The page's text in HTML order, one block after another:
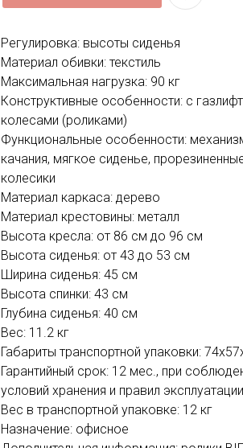
Регулировка: высоты сиденья
Материал обивки: текстиль
Максимальная нагрузка: 90 кг
Конструктивные особенности: с
колесами (роликами)
Функциональные особенности:
качания, мягкое сиденье,
колесики
Материал каркаса: дерево
Материал крестовины: металл
Высота кресла: от 86 см до 96 см
Высота сиденья: от 43 до 53 см
Ширина сиденья: 45 см
Высота спинки: 43 см
Глубина сиденья: 40 см
Вес: 11.2 кг
Габариты транспортной упаковки:
Гарантийный срок: 12 мес., при
условий хранения и правил эксплуатации
Вес в транспортной упаковке: 12 кг
Назначение: офисное